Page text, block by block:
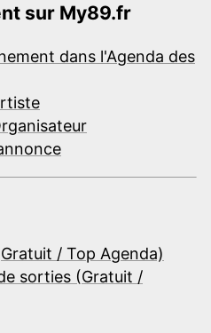
sur My89.fr
dans l'Agenda des
/ Top Agenda)
sorties (Gratuit /